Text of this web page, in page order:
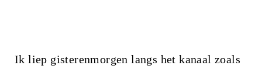
Ik liep gisterenmorgen langs het kanaal zoals